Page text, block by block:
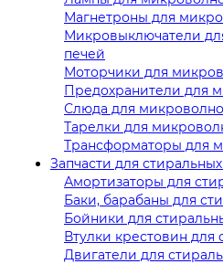
Магнетроны для
Микровыключатели
печей
Моторчики для
Предохранители для
Слюда для
Тарелки для
Трансформаторы для
Запчасти для
Амортизаторы для
Баки, барабаны для
Бойники для
Втулки крестовин
Двигатели для